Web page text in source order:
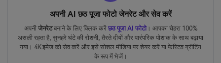
अपनी AI छठ पूजा फोटो जेनरेट और सेव करें
अपनी जेनरेटबनाने के लिए क्लिक करें छठ पूजा AI फोटो। आपका चेहरा 100%
असली रहता है, सुनहरे घंटे की रोशनी, तैरते दीयों और पारंपरिक पोशाक के साथ बढ़ाया
गया। 4K इमेज को सेव करें और इसे सोशल मीडिया पर शेयर करें या फेस्टिव ग्रीटिंग
के रूप में भेजें।